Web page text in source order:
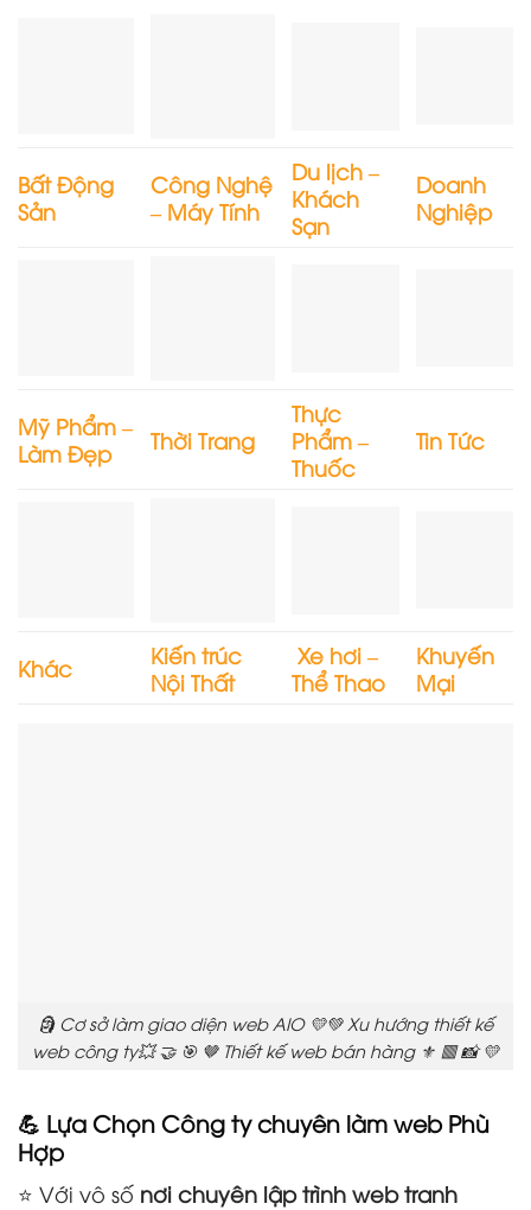
Bất Động
Sản
Công Nghệ
– Máy Tính
Du lịch –
Khách
Sạn
Doanh
Nghiệp
Mỹ Phẩm –
Làm Đẹp
Thời Trang
Thực
Phẩm –
Thuốc
Tin Tức
Khác
Kiến trúc
Nội Thất
Xe hơi –
Thể Thao
Khuyến
Mại
🗿 Cơ sở làm giao diện web AIO 💛💚 Xu hướng thiết kế
web công ty💥 🤝 🎯 🤎 Thiết kế web bán hàng ⚜️ 🟥 📸 💛
💪 Lựa Chọn Công ty chuyên làm web Phù
Hợp
⭐ Với vô số nơi chuyên lập trình web tranh